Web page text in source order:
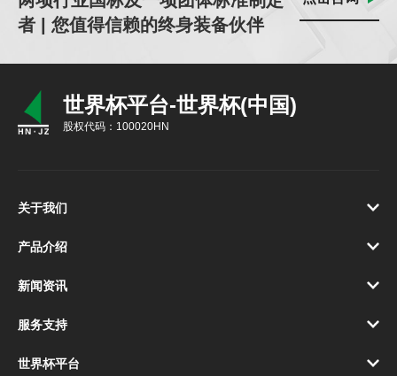
者 | 您值得信赖的终身装备伙伴
世界杯平台-世界杯(中国)
股权代码：100020HN
关于我们
产品介绍
新闻资讯
服务支持
世界杯平台